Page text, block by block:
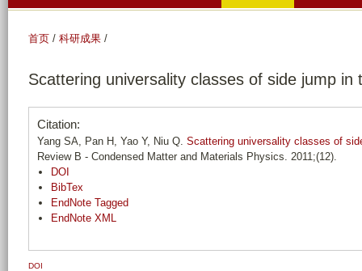
分
首页 / 科研成果 /
Scattering universality classes of side jump in
Citation:
Yang SA, Pan H, Yao Y, Niu Q. Scattering universality classes of
Review B - Condensed Matter and Materials Physics. 2011;(12).
DOI
BibTex
EndNote Tagged
EndNote XML
DOI